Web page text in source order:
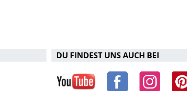
DU FINDEST UNS AUCH BEI